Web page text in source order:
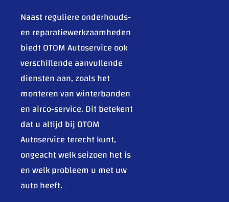
Naast reguliere onderhouds-
en reparatiewerkzaamheden
biedt OTOM Autoservice ook
verschillende aanvullende
diensten aan, zoals het
monteren van winterbanden
en airco-service. Dit betekent
dat u altijd bij OTOM
Autoservice terecht kunt,
ongeacht welk seizoen het is
en welk probleem u met uw
auto heeft.